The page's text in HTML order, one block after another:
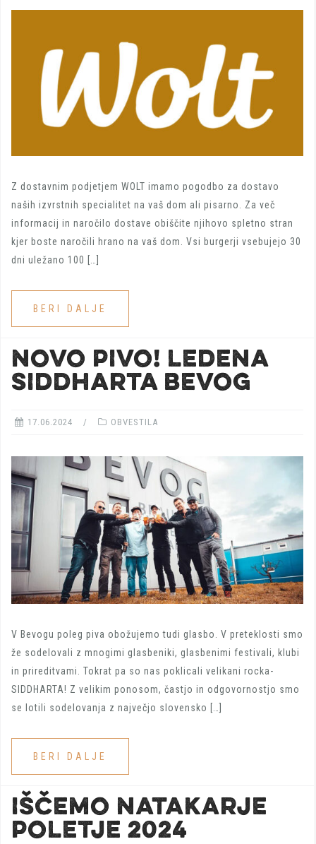
Z dostavnim podjetjem WOLT imamo pogodbo za dostavo
naših izvrstnih specialitet na vaš dom ali pisarno. Za več
informacij in naročilo dostave obiščite njihovo spletno stran
kjer boste naročili hrano na vaš dom. Vsi burgerji vsebujejo 30
dni uležano 100 […]
BERI DALJE
NOVO PIVO! LEDENA
SIDDHARTA BEVOG
17.06.2024 OBVESTILA
V Bevogu poleg piva obožujemo tudi glasbo. V preteklosti smo
že sodelovali z mnogimi glasbeniki, glasbenimi festivali, klubi
in prireditvami. Tokrat pa so nas poklicali velikani rocka-
SIDDHARTA! Z velikim ponosom, častjo in odgovornostjo smo
se lotili sodelovanja z največjo slovensko […]
BERI DALJE
IŠČEMO NATAKARJE
POLETJE 2024